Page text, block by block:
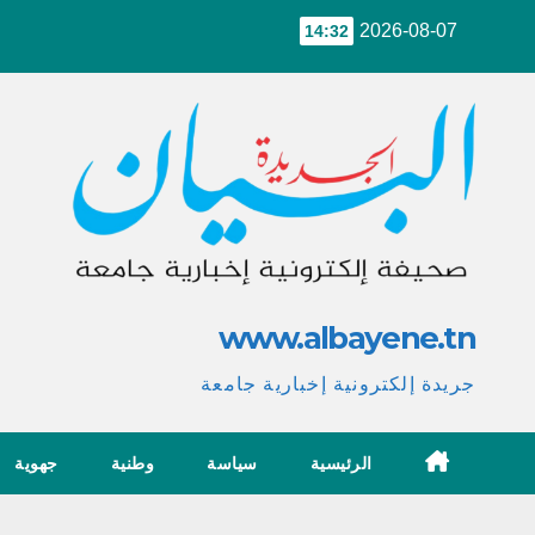
2026-08-07
14:32
www.albayene.tn
جريدة إلكترونية إخبارية جامعة
الرئيسية سياسة وطنية جهوية